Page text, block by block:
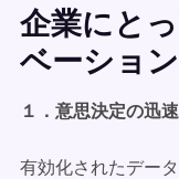
企業にと
ベーショ
１．意思決定の迅
有効化されたデー